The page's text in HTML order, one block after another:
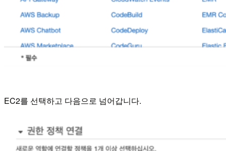
EC2를 선택하고 다음으로 넘어갑니다.